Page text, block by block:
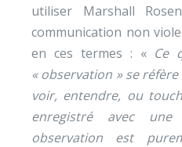
utiliser Marshall
communication non
en ces termes : « Ce
« observation » se
voir, entendre, ou
enregistré avec
observation est